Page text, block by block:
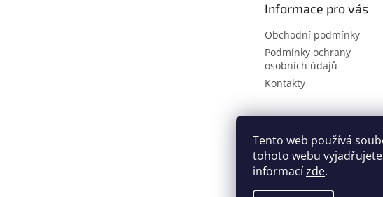
Tento web používá
tohoto webu
informacízde.
Informace pro vás
Obchodní podmínky
Podmínky ochrany
osobních údajů
Kontakty